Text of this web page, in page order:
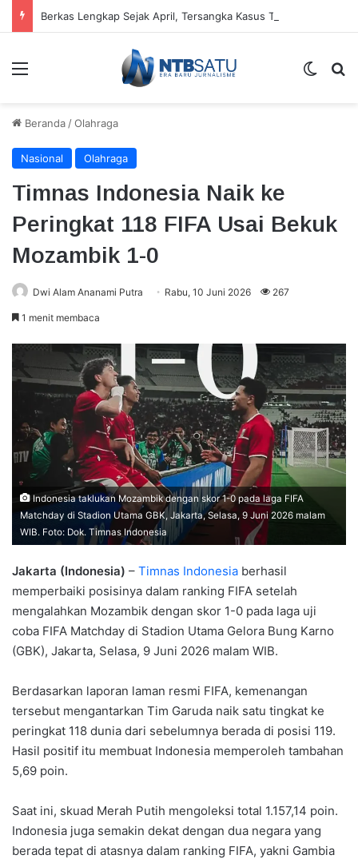
Menu
Beranda /Olahraga
Nasional Olahraga
Timnas Indonesia Naik ke
Peringkat 118 FIFA Usai Bekuk
Mozambik 1-0
Dwi Alam Ananami Putra Rabu, 10 Juni 2026 267
1 menit membaca
Indonesia taklukan Mozambik dengan skor 1-0 pada laga FIFA
Matchday di Stadion Utama GBK, Jakarta, Selasa, 9 Juni 2026 malam
WIB. Foto: Dok. Timnas Indonesia
Jakarta (Indonesia) – Timnas Indonesia berhasil
memperbaiki posisinya dalam ranking FIFA setelah
mengalahkan Mozambik dengan skor 1-0 pada laga uji
coba FIFA Matchday di Stadion Utama Gelora Bung Karno
(GBK), Jakarta, Selasa, 9 Juni 2026 malam WIB.
Berdasarkan laporan laman resmi FIFA, kemenangan
tersebut mengantarkan Tim Garuda naik satu tingkat ke
peringkat 118 dunia dari sebelumnya berada di posisi 119.
Hasil positif itu membuat Indonesia memperoleh tambahan
5,69 poin.
Saat ini, skuad Merah Putih mengoleksi total 1.157,14 poin.
Indonesia juga semakin dekat dengan dua negara yang
berada tepat di atasnya dalam ranking FIFA, yakni Gambia